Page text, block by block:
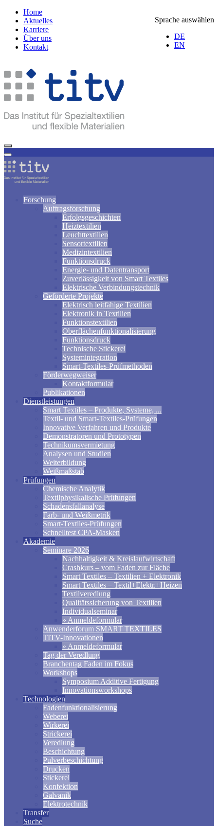
Sprache auswählen
DE
EN
Home
Aktuelles
Karriere
Über uns
Kontakt
Forschung
Auftragsforschung
Erfolgsgeschichten
Heiztextilien
Leuchttextilien
Sensortextilien
Medizintextilien
Funktionsdruck
Energie- und Datentransport
Zuverlässigkeit von Smart Textiles
Elektrische Verbindungstechnik
Geförderte Projekte
Elektrisch leitfähige Textilien
Elektronik in Textilien
Funktionstextilien
Oberflächenfunktionalisierung
Funktionsdruck
Technische Stickerei
Systemintegration
Smart-Textiles-Prüfmethoden
Förderwegweiser
Kontaktformular
Publikationen
Dienstleistungen
Smart Textiles – Produkte, Systeme, ...
Textil- und Smart-Textiles-Prüfungen
Innovative Verfahren und Produkte
Demonstratoren und Prototypen
Technikumsvermietung
Analysen und Studien
Weiterbildung
Weißmaßstab
Prüfungen
Chemische Analytik
Textilphysikalische Prüfungen
Schadensfallanalyse
Farb- und Weißmetrik
Smart-Textiles-Prüfungen
Schnelltest CPA-Masken
Akademie
Seminare 2026
Nachhaltigkeit & Kreislaufwirtschaft
Crashkurs – vom Faden zur Fläche
Smart Textiles – Textilien + Elektronik
Smart Textiles – Textil+Elektr.+Heizen
Textilveredlung
Qualitätssicherung von Textilien
Individualseminar
» Anmeldeformular
Anwenderforum SMART TEXTILES
TITV-Innovationen
» Anmeldeformular
Tag der Veredlung
Branchentag Faden im Fokus
Workshops
Symposium Additive Fertigung
Innovationsworkshops
Technologien
Fadenfunktionalisierung
Weberei
Wirkerei
Strickerei
Veredlung
Beschichtung
Pulverbeschichtung
Drucken
Stickerei
Konfektion
Galvanik
Elektrotechnik
Transfer
Suche